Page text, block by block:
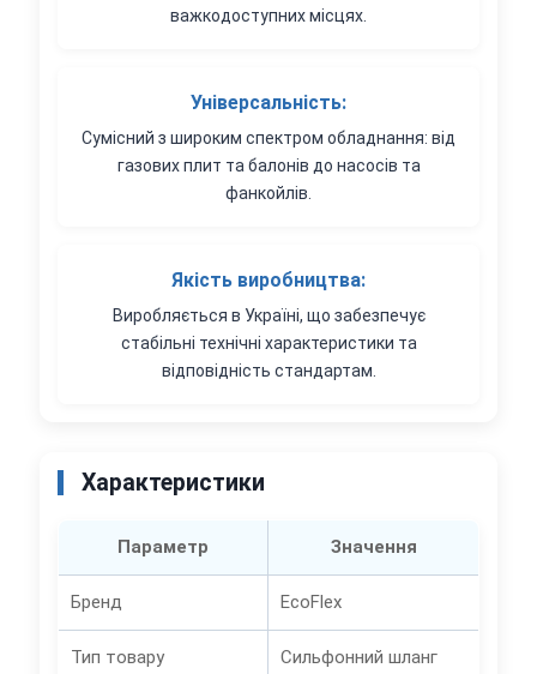
важкодоступних місцях.
Універсальність:
Сумісний з широким спектром обладнання: від
газових плит та балонів до насосів та
фанкойлів.
Якість виробництва:
Виробляється в Україні, що забезпечує
стабільні технічні характеристики та
відповідність стандартам.
Характеристики
Параметр Значення
Бренд EcoFlex
Тип товару Сильфонний шланг